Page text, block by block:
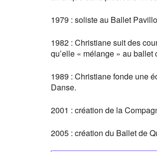
1979 : soliste au Ballet
1982 : Christiane suit des
qu’elle « mélange » au
1989 : Christiane fonde une
Danse.
2001 : création de la
2005 : création du Ballet de